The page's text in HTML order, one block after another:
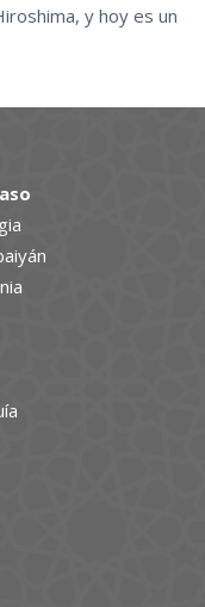
y hoy es un